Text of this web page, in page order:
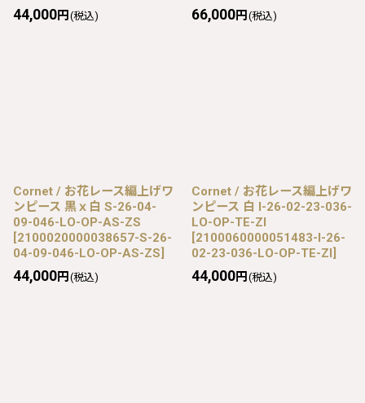
44,000円 (税込) 66,000円 (税込)
Cornet / お花レース編上げワ
ンピース 黒ｘ白 S-26-04-
09-046-LO-OP-AS-ZS
[2100020000038657-S-26-
04-09-046-LO-OP-AS-ZS]
44,000円 (税込)
Cornet / お花レース編上げワ
ンピース 白 I-26-02-23-036-
LO-OP-TE-ZI
[2100060000051483-I-26-
02-23-036-LO-OP-TE-ZI]
44,000円 (税込)